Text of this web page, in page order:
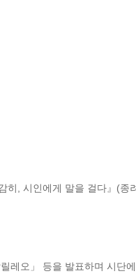
히, 시인에게 말을 걸다』(
레오」 등을 발표하며 시단